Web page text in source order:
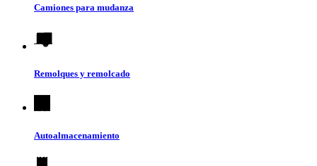
Camiones para mudanza
Remolques y remolcado
Autoalmacenamiento